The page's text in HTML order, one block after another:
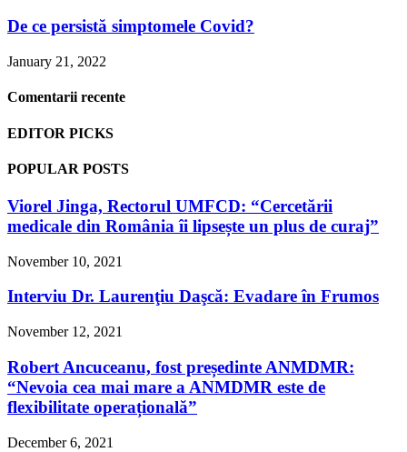
De ce persistă simptomele Covid?
January 21, 2022
Comentarii recente
EDITOR PICKS
POPULAR POSTS
Viorel Jinga, Rectorul UMFCD: “Cercetării
medicale din România îi lipsește un plus de curaj”
November 10, 2021
Interviu Dr. Laurenţiu Daşcă: Evadare în Frumos
November 12, 2021
Robert Ancuceanu, fost președinte ANMDMR:
“Nevoia cea mai mare a ANMDMR este de
flexibilitate operațională”
December 6, 2021